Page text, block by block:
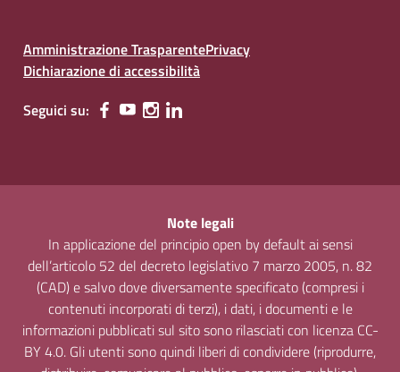
Amministrazione TrasparentePrivacy
Dichiarazione di accessibilità
Seguici su:
Note legali
In applicazione del principio open by default ai sensi
dell’articolo 52 del decreto legislativo 7 marzo 2005, n. 82
(CAD) e salvo dove diversamente specificato (compresi i
contenuti incorporati di terzi), i dati, i documenti e le
informazioni pubblicati sul sito sono rilasciati con licenza CC-
BY 4.0. Gli utenti sono quindi liberi di condividere (riprodurre,